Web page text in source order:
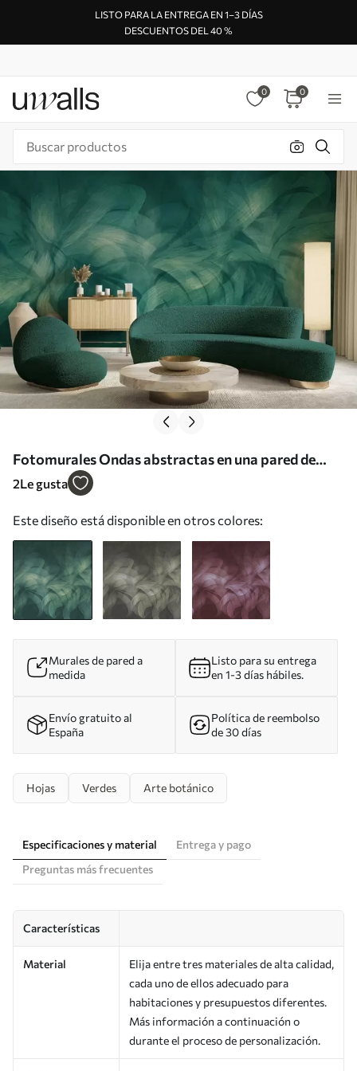
LISTO PARA LA ENTREGA EN 1–3 DÍAS
DESCUENTOS DEL 40 %
0 0
Fotomurales Ondas abstractas en una pared de
hormigón Nr. w04668
2Le gusta
Este diseño está disponible en otros colores:
Murales de pared a
medida
Listo para su entrega
en 1-3 días hábiles.
Envío gratuito al
España
Política de reembolso
de 30 días
Hojas Verdes Arte botánico
Especificaciones y material
Entrega y pago
Preguntas más frecuentes
Características
Material
Elija entre tres materiales de alta calidad,
cada uno de ellos adecuado para
habitaciones y presupuestos diferentes.
Más información a continuación o
durante el proceso de personalización.